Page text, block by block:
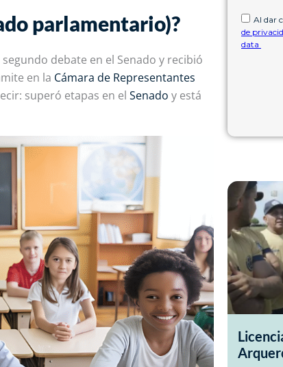
parlamentario)?
debate en el Senado y recibió
en la Cámara de Representantes
superó etapas en el Senado y está